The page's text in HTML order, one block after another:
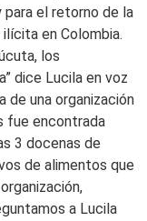
el retorno de la
en Colombia.
los
dice Lucila en voz
de una organización
fue encontrada
3 docenas de
de alimentos que
a Lucila